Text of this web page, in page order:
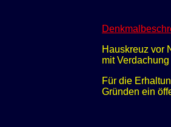
Hauskreuz vor
mit
Für die
Gründen ein